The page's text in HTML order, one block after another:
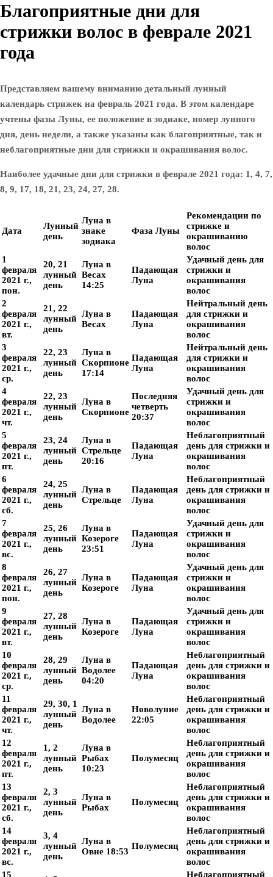
Благоприятные дни для
стрижки волос в феврале 2021
года
Представляем вашему вниманию детальный лунный
календарь стрижек на февраль 2021 года. В этом календаре
учтены фазы Луны, ее положение в зодиаке, номер лунного
дня, день недели, а также указаны как благоприятные, так и
неблагоприятные дни для стрижки и окрашивания волос.
Наиболее удачные дни для стрижки в феврале 2021 года: 1, 4, 7,
8, 9, 17, 18, 21, 23, 24, 27, 28.
Дата
Лунный
день
Луна в
знаке
зодиака
Фаза Луны
Рекомендации по
стрижке и
окрашиванию
волос
1
февраля
2021 г.,
пон.
20, 21
лунный
день
Луна в
Весах
14:25
Падающая
Луна
Удачный день для
стрижки и
окрашивания
волос
2
февраля
2021 г.,
вт.
21, 22
лунный
день
Луна в
Весах
Падающая
Луна
Нейтральный день
для стрижки и
окрашивания
волос
3
февраля
2021 г.,
ср.
22, 23
лунный
день
Луна в
Скорпионе
17:14
Падающая
Луна
Нейтральный день
для стрижки и
окрашивания
волос
4
февраля
2021 г.,
чт.
22, 23
лунный
день
Луна в
Скорпионе
Последняя
четверть
20:37
Удачный день для
стрижки и
окрашивания
волос
5
февраля
2021 г.,
пт.
23, 24
лунный
день
Луна в
Стрельце
20:16
Падающая
Луна
Неблагоприятный
день для стрижки и
окрашивания
волос
6
февраля
2021 г.,
сб.
24, 25
лунный
день
Луна в
Стрельце
Падающая
Луна
Неблагоприятный
день для стрижки и
окрашивания
волос
7
февраля
2021 г.,
вс.
25, 26
лунный
день
Луна в
Козероге
23:51
Падающая
Луна
Удачный день для
стрижки и
окрашивания
волос
8
февраля
2021 г.,
пон.
26, 27
лунный
день
Луна в
Козероге
Падающая
Луна
Удачный день для
стрижки и
окрашивания
волос
9
февраля
2021 г.,
вт.
27, 28
лунный
день
Луна в
Козероге
Падающая
Луна
Удачный день для
стрижки и
окрашивания
волос
10
февраля
2021 г.,
ср.
28, 29
лунный
день
Луна в
Водолее
04:20
Падающая
Луна
Неблагоприятный
день для стрижки и
окрашивания
волос
11
февраля
2021 г.,
чт.
29, 30, 1
лунный
день
Луна в
Водолее
Новолуние
22:05
Неблагоприятный
день для стрижки и
окрашивания
волос
12
февраля
2021 г.,
пт.
1, 2
лунный
день
Луна в
Рыбах
10:23
Полумесяц
Неблагоприятный
день для стрижки и
окрашивания
волос
13
февраля
2021 г.,
сб.
2, 3
лунный
день
Луна в
Рыбах
Полумесяц
Неблагоприятный
день для стрижки и
окрашивания
волос
14
февраля
2021 г.,
вс.
3, 4
лунный
день
Луна в
Овне 18:53
Полумесяц
Неблагоприятный
день для стрижки и
окрашивания
волос
15
Неблагоприятный